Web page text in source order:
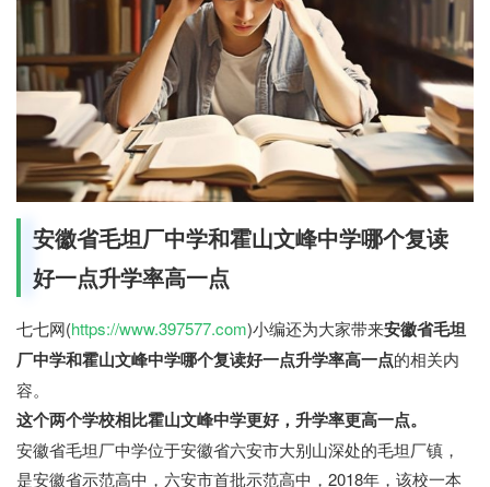
安徽省毛坦厂中学和霍山文峰中学哪个复读
好一点升学率高一点
七七网(https://www.397577.com)小编还为大家带来安徽省毛坦
厂中学和霍山文峰中学哪个复读好一点升学率高一点的相关内
容。
这个两个学校相比霍山文峰中学更好，升学率更高一点。
安徽省毛坦厂中学位于安徽省六安市大别山深处的毛坦厂镇，
是安徽省示范高中，六安市首批示范高中，2018年，该校一本